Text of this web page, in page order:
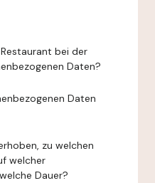
bei der
Daten?
Daten
zu welchen
welcher
Dauer?